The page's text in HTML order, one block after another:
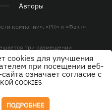
Авторы
компании», «PR» и «Факт»
при размещении
первом абзаце.
защищены.
cookies для улучшения
при посещении веб-
означает согласие с
COOKIES
ПОДРОБНЕЕ